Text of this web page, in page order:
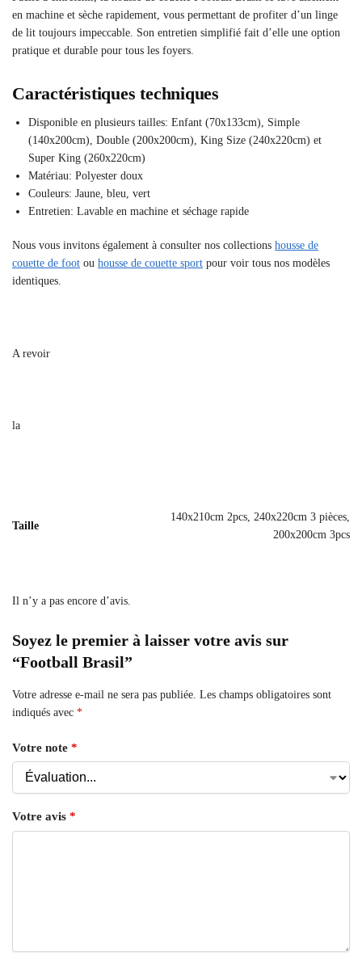
en machine et sèche rapidement, vous permettant de profiter d’un linge
de lit toujours impeccable. Son entretien simplifié fait d’elle une option
pratique et durable pour tous les foyers.
Caractéristiques techniques
Disponible en plusieurs tailles: Enfant (70x133cm), Simple
(140x200cm), Double (200x200cm), King Size (240x220cm) et
Super King (260x220cm)
Matériau: Polyester doux
Couleurs: Jaune, bleu, vert
Entretien: Lavable en machine et séchage rapide
Nous vous invitons également à consulter nos collections housse de
couette de foot ou housse de couette sport pour voir tous nos modèles
identiques.
A revoir
la
Taille
140x210cm 2pcs, 240x220cm 3 pièces,
200x200cm 3pcs
Il n’y a pas encore d’avis.
Soyez le premier à laisser votre avis sur
“Football Brasil”
Votre adresse e-mail ne sera pas publiée. Les champs obligatoires sont
indiqués avec *
Votre note *
Votre avis *